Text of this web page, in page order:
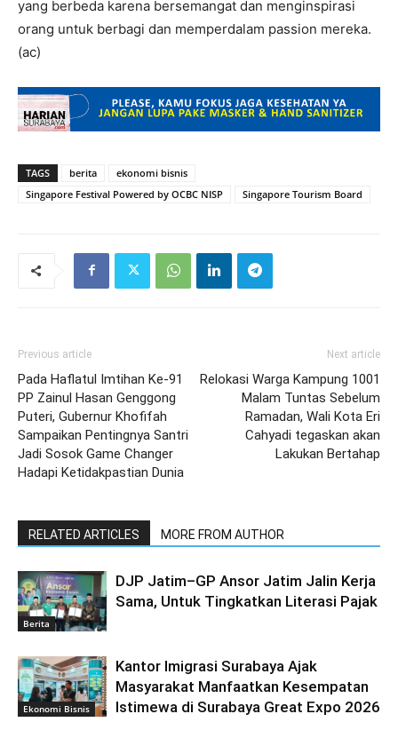
yang berbeda karena bersemangat dan menginspirasi
orang untuk berbagi dan memperdalam passion mereka.
(ac)
TAGS berita
ekonomi bisnis
Singapore Festival Powered by OCBC NISP
Singapore Tourism Board
Previous article
Pada Haflatul Imtihan Ke-91
PP Zainul Hasan Genggong
Puteri, Gubernur Khofifah
Sampaikan Pentingnya Santri
Jadi Sosok Game Changer
Hadapi Ketidakpastian Dunia
Next article
Relokasi Warga Kampung 1001
Malam Tuntas Sebelum
Ramadan, Wali Kota Eri
Cahyadi tegaskan akan
Lakukan Bertahap
RELATED ARTICLES MORE FROM AUTHOR
Berita
DJP Jatim–GP Ansor Jatim Jalin Kerja
Sama, Untuk Tingkatkan Literasi Pajak
Ekonomi Bisnis
Kantor Imigrasi Surabaya Ajak
Masyarakat Manfaatkan Kesempatan
Istimewa di Surabaya Great Expo 2026